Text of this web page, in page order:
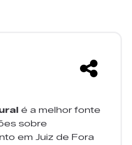
é a melhor fonte
sobre
em Juiz de Fora